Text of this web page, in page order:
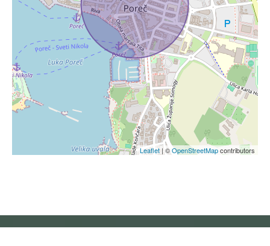
Leaflet | ©OpenStreetMapcontributors